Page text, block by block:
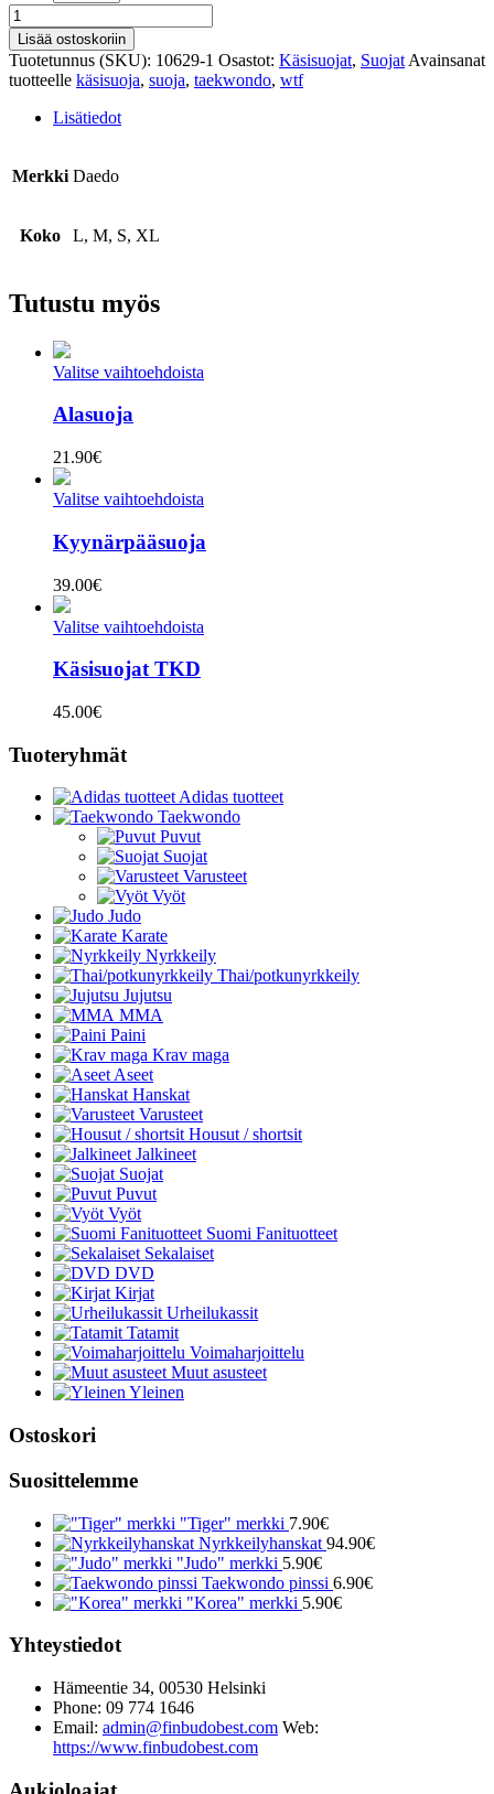
WTF
Käsisuoja
määrä
Lisää ostoskoriin
Tuotetunnus (SKU): 10629-1 Osastot: Käsisuojat, Suojat Avainsanat
tuotteelle käsisuoja, suoja, taekwondo, wtf
Lisätiedot
Merkki Daedo
Koko L, M, S, XL
Tutustu myös
Valitse vaihtoehdoista
Alasuoja
21.90€
Valitse vaihtoehdoista
Kyynärpääsuoja
39.00€
Valitse vaihtoehdoista
Käsisuojat TKD
45.00€
Tuoteryhmät
Adidas tuotteet
Taekwondo
Puvut
Suojat
Varusteet
Vyöt
Judo
Karate
Nyrkkeily
Thai/potkunyrkkeily
Jujutsu
MMA
Paini
Krav maga
Aseet
Hanskat
Varusteet
Housut / shortsit
Jalkineet
Suojat
Puvut
Vyöt
Suomi Fanituotteet
Sekalaiset
DVD
Kirjat
Urheilukassit
Tatamit
Voimaharjoittelu
Muut asusteet
Yleinen
Ostoskori
Suosittelemme
"Tiger" merkki 7.90€
Nyrkkeilyhanskat 94.90€
"Judo" merkki 5.90€
Taekwondo pinssi 6.90€
"Korea" merkki 5.90€
Yhteystiedot
Hämeentie 34, 00530 Helsinki
Phone: 09 774 1646
Email: admin@finbudobest.com Web:
https://www.finbudobest.com